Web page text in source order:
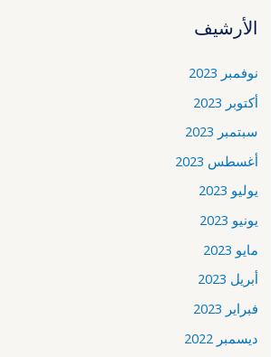
الأرشيف
نوفمبر 2023
أكتوبر 2023
سبتمبر 2023
أغسطس 2023
يوليو 2023
يونيو 2023
مايو 2023
أبريل 2023
فبراير 2023
ديسمبر 2022